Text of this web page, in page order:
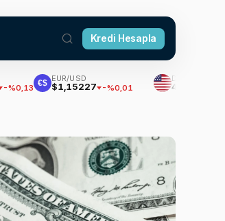
Kredi Hesapla
€$
EUR/USD
$1,15227 -%0,01
Dolar
47,7051